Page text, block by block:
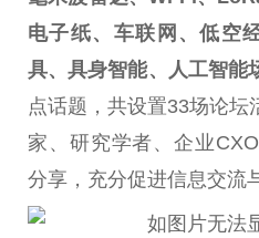
电子纸、车联网、低空
具、具身智能、人工智能
点话题，共设置33场论坛
家、研究学者、企业
分享，充分促进信息交流